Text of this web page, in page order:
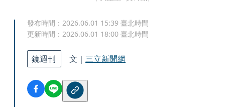
發布時間： 2026.06.01 15:39 臺北時間
更新時間： 2026.06.01 18:00 臺北時間
鏡週刊 文｜ 三立新聞網